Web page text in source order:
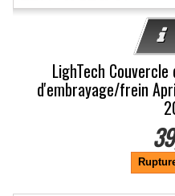
LighTech
d'embrayage/frein